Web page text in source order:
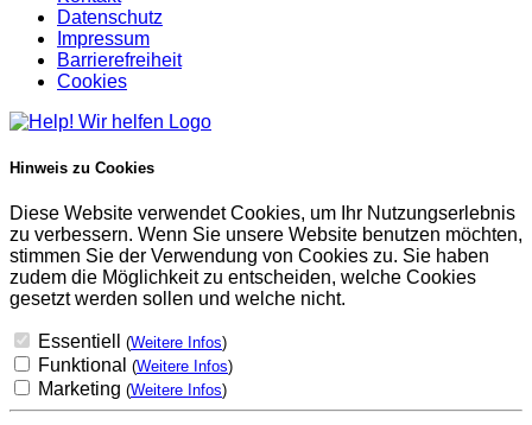
Datenschutz
Impressum
Barrierefreiheit
Cookies
Hinweis zu Cookies
Diese Website verwendet Cookies, um Ihr Nutzungserlebnis
zu verbessern. Wenn Sie unsere Website benutzen möchten,
stimmen Sie der Verwendung von Cookies zu. Sie haben
zudem die Möglichkeit zu entscheiden, welche Cookies
gesetzt werden sollen und welche nicht.
Essentiell (Weitere Infos)
Funktional (Weitere Infos)
Marketing (Weitere Infos)